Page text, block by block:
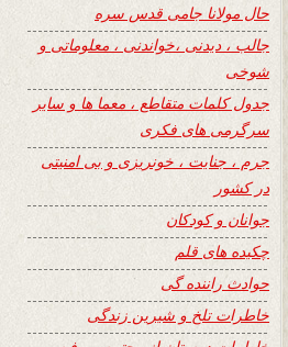
حال مولانا جامی قدس سره
جالب ، دیدنی ،خواندنی ، معلوماتی و
شوخی
جدول کلمات متقاطع ، معما ها و سایر
سرگرمی های فکری
جرم ، جنایت ، خونریزی و بی امنیتی
در کشور
جوانان و کودکان
چکیده های قلم
حوادث راننده گی
خاطرات تلخ و شیرین زندگی